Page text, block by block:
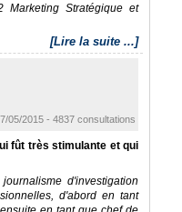
Marketing Stratégique et
[Lire la suite ...]
05/2015 - 4837 consultations
fût très stimulante et qui
d'investigation
d'abord en tant